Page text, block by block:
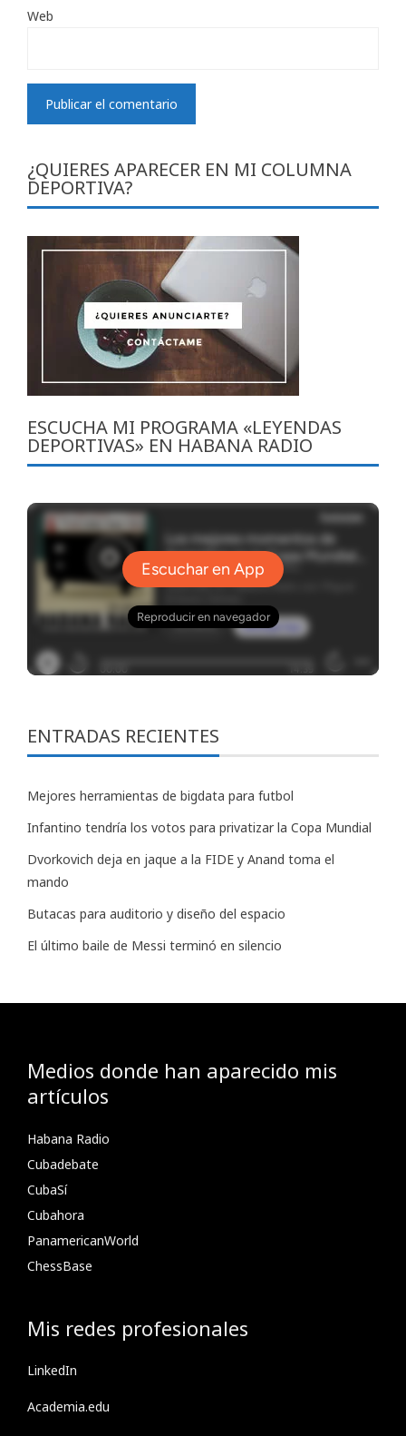
Web
¿QUIERES APARECER EN MI COLUMNA
DEPORTIVA?
ESCUCHA MI PROGRAMA «LEYENDAS
DEPORTIVAS» EN HABANA RADIO
ENTRADAS RECIENTES
Mejores herramientas de bigdata para futbol
Infantino tendría los votos para privatizar la Copa Mundial
Dvorkovich deja en jaque a la FIDE y Anand toma el
mando
Butacas para auditorio y diseño del espacio
El último baile de Messi terminó en silencio
Medios donde han aparecido mis
artículos
Habana Radio
Cubadebate
CubaSí
Cubahora
PanamericanWorld
ChessBase
Mis redes profesionales
LinkedIn
Academia.edu